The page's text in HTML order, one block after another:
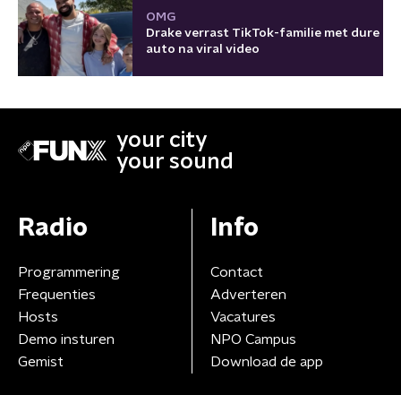
OMG
Drake verrast TikTok-familie met dure
auto na viral video
your city
your sound
Radio
Programmering
Frequenties
Hosts
Demo insturen
Gemist
Info
Contact
Adverteren
Vacatures
NPO Campus
Download de app